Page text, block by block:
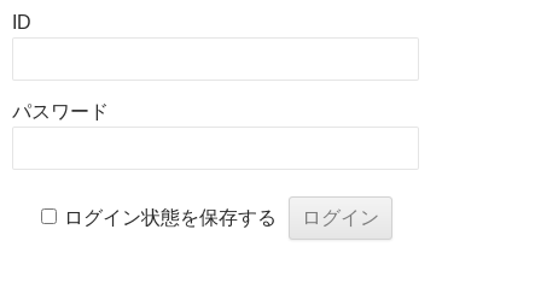
ID
パスワード
ログイン状態を保存する